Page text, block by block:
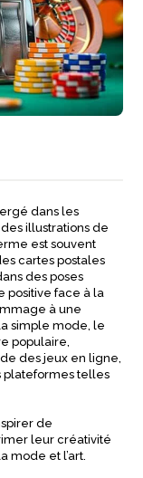
dans les
illustrations de
est souvent
cartes postales
des poses
positive face à la
à une
simple mode, le
populaire,
des jeux en ligne,
plateformes telles
de
leur créativité
mode et l’art.